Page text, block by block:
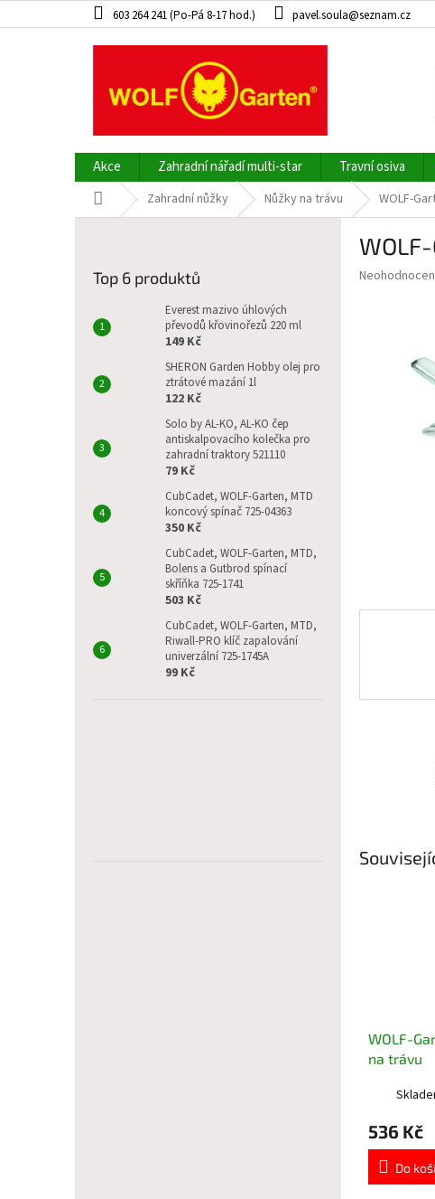
na
603 264 241 (Po-Pá 8-17 hod.) pavel.soula@seznam.cz
Akce Zahradní nářadí multi-star Travní osiva
Domů Zahradní nůžky Nůžky na trávu WOLF-
Top 6 produktů
Everest mazivo úhlových
převodů křovinořezů 220 ml
149 Kč
SHERON Garden Hobby olej pro
ztrátové mazání 1l
122 Kč
Solo by AL-KO, AL-KO čep
antiskalpovacího kolečka pro
zahradní traktory 521110
79 Kč
CubCadet, WOLF-Garten, MTD
koncový spínač 725-04363
350 Kč
CubCadet, WOLF-Garten, MTD,
Bolens a Gutbrod spínací
skříňka 725-1741
503 Kč
CubCadet, WOLF-Garten, MTD,
Riwall-PRO klíč zapalování
univerzální 725-1745A
99 Kč
Průměrné
WOLF-
na trávu
536 Kč
Do